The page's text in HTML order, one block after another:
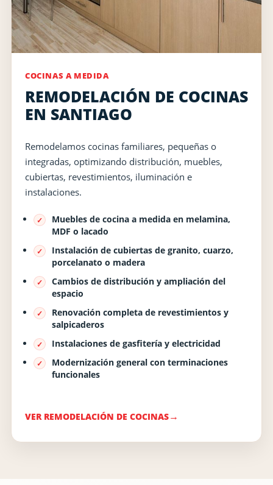
COCINAS A MEDIDA
REMODELACIÓN DE COCINAS
EN SANTIAGO
Remodelamos cocinas familiares, pequeñas o
integradas, optimizando distribución, muebles,
cubiertas, revestimientos, iluminación e
instalaciones.
Muebles de cocina a medida en melamina,
MDF o lacado
Instalación de cubiertas de granito, cuarzo,
porcelanato o madera
Cambios de distribución y ampliación del
espacio
Renovación completa de revestimientos y
salpicaderos
Instalaciones de gasfitería y electricidad
Modernización general con terminaciones
funcionales
VER REMODELACIÓN DE COCINAS